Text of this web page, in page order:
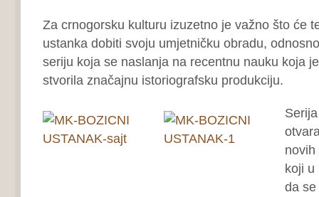
Za crnogorsku kulturu izuzetno je važno što će
ustanka dobiti svoju umjetničku obradu,
seriju koja se naslanja na recentnu nauku koja
stvorila značajnu istoriografsku produkciju.
novih
koji u
da